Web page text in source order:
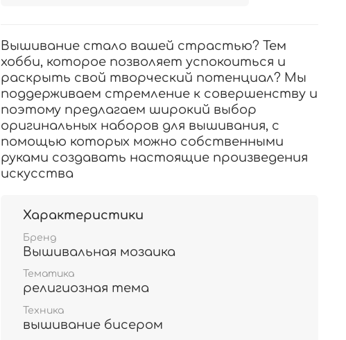
Вышивание стало вашей страстью? Тем
хобби, которое позволяет успокоиться и
раскрыть свой творческий потенциал? Мы
поддерживаем стремление к совершенству и
поэтому предлагаем широкий выбор
оригинальных наборов для вышивания, с
помощью которых можно собственными
руками создавать настоящие произведения
искусства
Характеристики
Бренд
Вышивальная мозаика
Тематика
религиозная тема
Техника
вышивание бисером